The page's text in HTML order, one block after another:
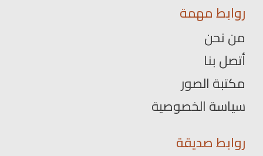
روابط مهمة
من نحن
أتصل بنا
مكتبة الصور
سياسة الخصوصية
روابط صديقة